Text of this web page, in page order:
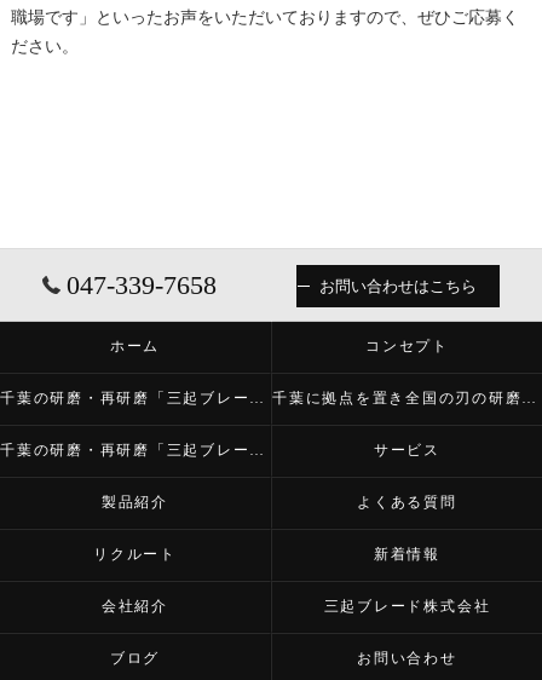
職場です」といったお声をいただいておりますので、ぜひご応募く
ださい。
047-339-7658 お問い合わせはこちら
ホーム コンセプト
千葉の研磨・再研磨「三起ブレード株式会社」について 千葉に拠点を置き全国の刃の研磨・再研磨をする「三起ブレード株式会社」が必要とされる理由
千葉の研磨・再研磨「三起ブレード株式会社」の内容について サービス
製品紹介 よくある質問
リクルート 新着情報
会社紹介 三起ブレード株式会社
ブログ お問い合わせ